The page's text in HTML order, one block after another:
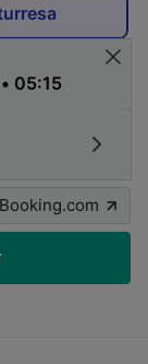
Booking.com